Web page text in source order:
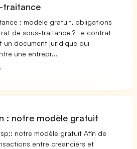
traitance
: modèle gratuit, obligations
de sous-traitance ? Le contrat
un document juridique qui
une entrepr...
: notre modèle gratuit
notre modèle gratuit Afin de
entre créanciers et